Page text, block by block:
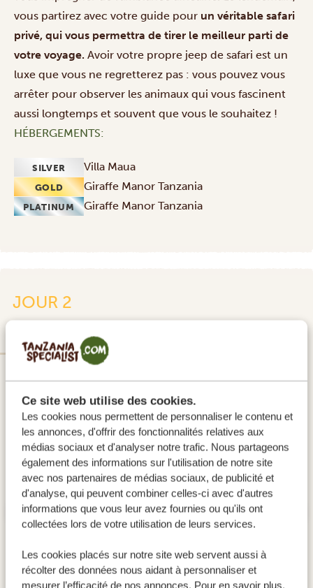
Ce site web utilise des cookies.
Les cookies nous permettent de personnaliser le contenu et
les annonces, d'offrir des fonctionnalités relatives aux
médias sociaux et d'analyser notre trafic. Nous partageons
également des informations sur l'utilisation de notre site
avec nos partenaires de médias sociaux, de publicité et
d'analyse, qui peuvent combiner celles-ci avec d'autres
informations que vous leur avez fournies ou qu'ils ont
collectées lors de votre utilisation de leurs services.
Les cookies placés sur notre site web servent aussi à
récolter des données nous aidant à personnaliser et
mesurer l’efficacité de nos annonces. Pour en savoir plus,
vous partirez avec votre guide pour un véritable safari
privé, qui vous permettra de tirer le meilleur parti de
votre voyage. Avoir votre propre jeep de safari est un
luxe que vous ne regretterez pas : vous pouvez vous
arrêter pour observer les animaux qui vous fascinent
aussi longtemps et souvent que vous le souhaitez !
HÉBERGEMENTS:
SILVER Villa Maua
GOLD Giraffe Manor Tanzania
PLATINUM Giraffe Manor Tanzania
JOUR 2
PARC NATIONAL DE TARANGIRE